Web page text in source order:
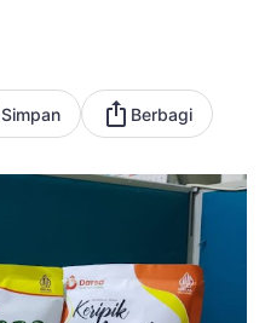
Simpan Berbagi